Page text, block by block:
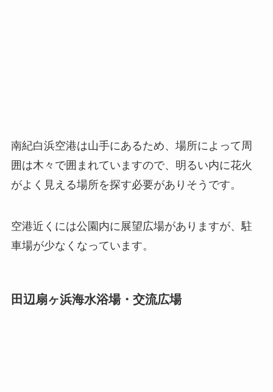
南紀白浜空港は山手にあるため、場所によって周
囲は木々で囲まれていますので、明るい内に花火
がよく見える場所を探す必要がありそうです。
空港近くには公園内に展望広場がありますが、駐
車場が少なくなっています。
田辺扇ヶ浜海水浴場・交流広場